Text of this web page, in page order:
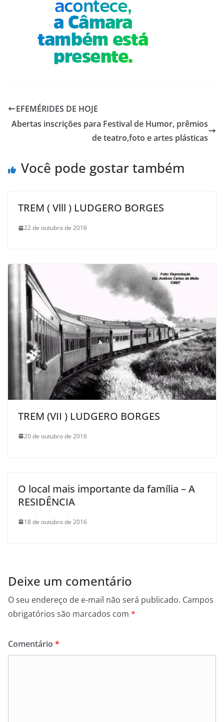
EFEMÉRIDES DE HOJE
Abertas inscrições para Festival de Humor, prêmios
de teatro,foto e artes plásticas
Você pode gostar também
TREM ( Vlll ) LUDGERO BORGES
22 de outubro de 2016
TREM (VII ) LUDGERO BORGES
20 de outubro de 2016
O local mais importante da família – A
RESIDÊNCIA
18 de outubro de 2016
Deixe um comentário
O seu endereço de e-mail não será publicado. Campos
obrigatórios são marcados com *
Comentário *